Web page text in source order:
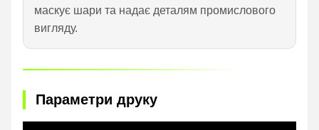
маскує шари та надає деталям промислового
вигляду.
Параметри друку